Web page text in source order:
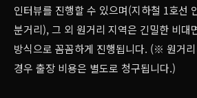
인터뷰를 진행할 수 있으며(지하철 1호선
분거리), 그 외 원거리 지역은 긴밀한 비대
방식으로 꼼꼼하게 진행됩니다. (※ 원거
경우 출장 비용은 별도로 청구됩니다.)